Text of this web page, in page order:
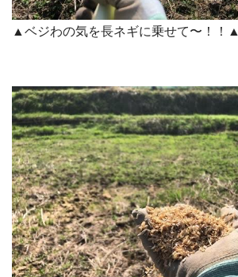
▲ベジわの気を長ネギに乗せて〜！！▲